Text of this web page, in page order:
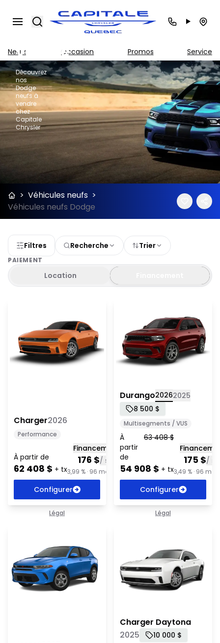
Search
Neufs Occasion Promos Service
neufs
vendre
Découvrez
nos
Dodge
neufs à
vendre
chez
Capitale
Chrysler
> Véhicules neufs >
Véhicules neufs Dodge
Filtres Recherche Trier
PAIEMENT
Location
Charger2026
Performance
À partir de
62 408 $ + tx
Financement
176 $/ sem
3,99 % · 96 mois + tx
Configurer
Légal
Durango20262025
8 500 $
Multisegments / VUS
À
partir
de
63 408$
54 908 $ + tx
175 $/
3,49 % · 96
Configurer
Légal
Charger Daytona
2025
10 000 $